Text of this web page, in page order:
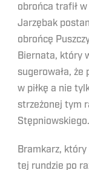
obrońca trafił
Jarzębak
obrońcę
Biernata, który
sugerowała, że
w piłkę a nie
strzeżonej tym
Stępniowskiego.
Bramkarz, który
tej rundzie po